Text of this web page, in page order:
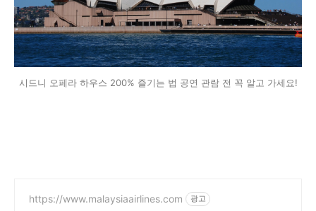
시드니 오페라 하우스 200% 즐기는 법 공연 관람 전 꼭 알고 가세요!
https://www.malaysiaairlines.com 광고